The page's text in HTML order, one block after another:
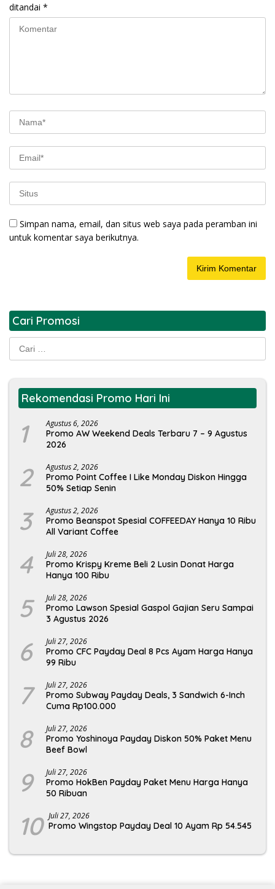
ditandai *
Simpan nama, email, dan situs web saya pada peramban ini
untuk komentar saya berikutnya.
Cari Promosi
Rekomendasi Promo Hari Ini
1 Agustus 6, 2026
Promo AW Weekend Deals Terbaru 7 – 9 Agustus
2026
2 Agustus 2, 2026
Promo Point Coffee I Like Monday Diskon Hingga
50% Setiap Senin
3 Agustus 2, 2026
Promo Beanspot Spesial COFFEEDAY Hanya 10 Ribu
All Variant Coffee
4 Juli 28, 2026
Promo Krispy Kreme Beli 2 Lusin Donat Harga
Hanya 100 Ribu
5 Juli 28, 2026
Promo Lawson Spesial Gaspol Gajian Seru Sampai
3 Agustus 2026
6 Juli 27, 2026
Promo CFC Payday Deal 8 Pcs Ayam Harga Hanya
99 Ribu
7 Juli 27, 2026
Promo Subway Payday Deals, 3 Sandwich 6-Inch
Cuma Rp100.000
8 Juli 27, 2026
Promo Yoshinoya Payday Diskon 50% Paket Menu
Beef Bowl
9 Juli 27, 2026
Promo HokBen Payday Paket Menu Harga Hanya
50 Ribuan
10 Juli 27, 2026
Promo Wingstop Payday Deal 10 Ayam Rp 54.545